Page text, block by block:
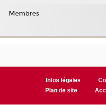
Membres
Infos légales
Plan de site